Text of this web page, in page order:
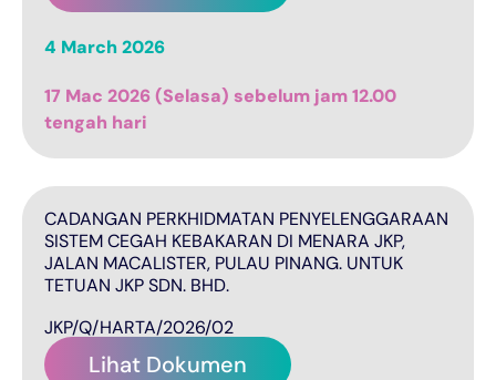
4 March 2026
17 Mac 2026 (Selasa) sebelum jam 12.00
tengah hari
CADANGAN PERKHIDMATAN PENYELENGGARAAN
SISTEM CEGAH KEBAKARAN DI MENARA JKP,
JALAN MACALISTER, PULAU PINANG. UNTUK
TETUAN JKP SDN. BHD.
JKP/Q/HARTA/2026/02
Lihat Dokumen